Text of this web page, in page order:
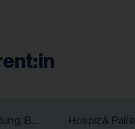
Kind, Jugend, Familie, Persönlichkeitsentwicklung, Bildung, Gesundheit & Pflege